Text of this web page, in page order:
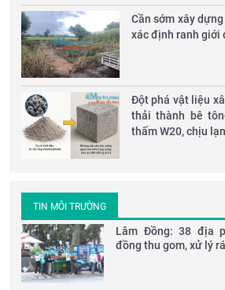
Cần sớm xây
xác định ranh giới
Đột phá vật liệu
thải thành bê
thấm W20, chịu
TIN MÔI TRƯỜNG
Lâm Đồng: 38 địa
đồng thu gom, xử lý